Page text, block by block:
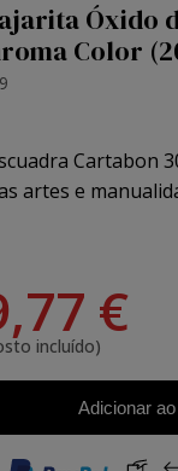
Óxido
Color
Cartabon
artes e
€
incluído)
Adicionar